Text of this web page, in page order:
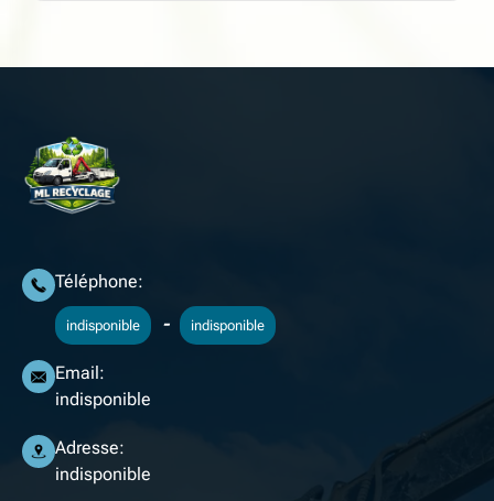
Téléphone:
indisponible - indisponible
Email:
indisponible
Adresse:
indisponible